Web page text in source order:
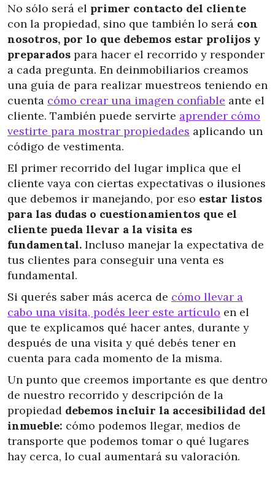
No sólo será el primer contacto del cliente
con la propiedad, sino que también lo será con
nosotros, por lo que debemos estar prolijos y
preparados para hacer el recorrido y responder
a cada pregunta. En deinmobiliarios creamos
una guía de para realizar muestreos teniendo en
cuenta cómo crear una imagen confiable ante el
cliente. También puede servirte aprender cómo
vestirte para mostrar propiedades aplicando un
código de vestimenta.
El primer recorrido del lugar implica que el
cliente vaya con ciertas expectativas o ilusiones
que debemos ir manejando, por eso estar listos
para las dudas o cuestionamientos que el
cliente pueda llevar a la visita es
fundamental. Incluso manejar la expectativa de
tus clientes para conseguir una venta es
fundamental.
Si querés saber más acerca de cómo llevar a
cabo una visita, podés leer este artículo en el
que te explicamos qué hacer antes, durante y
después de una visita y qué debés tener en
cuenta para cada momento de la misma.
Un punto que creemos importante es que dentro
de nuestro recorrido y descripción de la
propiedad debemos incluir la accesibilidad del
inmueble: cómo podemos llegar, medios de
transporte que podemos tomar o qué lugares
hay cerca, lo cual aumentará su valoración.